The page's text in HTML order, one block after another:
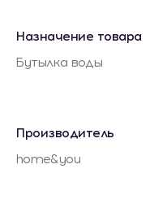
Назначение товара
Бутылка воды
Производитель
home&you